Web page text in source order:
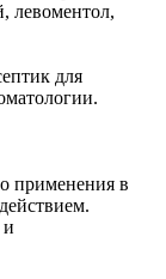
левоментол,
для
применения в